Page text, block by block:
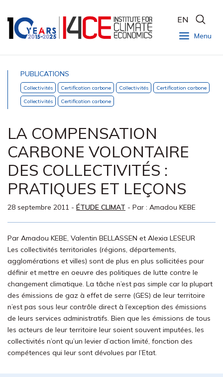
Menu
EN
PUBLICATIONS
Collectivités Certification carbone Collectivités
Certification carbone
Collectivités
Certification carbone
LA COMPENSATION
CARBONE VOLONTAIRE
DES COLLECTIVITÉS :
PRATIQUES ET LEÇONS
28 septembre 2011 - ÉTUDE CLIMAT - Par : Amadou KEBE
Par Amadou KEBE, Valentin BELLASSEN et Alexia LESEUR
Les collectivités territoriales (régions, départements,
agglomérations et villes) sont de plus en plus sollicitées pour
définir et mettre en oeuvre des politiques de lutte contre le
changement climatique. La tâche n’est pas simple car la plupart
des émissions de gaz à effet de serre (GES) de leur territoire
n’est pas sous leur contrôle direct à l’exception des émissions
de leurs services administratifs. Bien que les émissions de tous
les acteurs de leur territoire leur soient souvent imputées, les
collectivités n’ont qu’un levier d’action limité, fonction des
compétences qui leur sont dévolues par l’Etat.